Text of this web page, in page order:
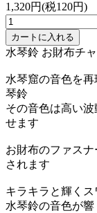
1,320円(税120円)
カートに入れる
水琴鈴 お財布チ
水琴窟の音色を
琴鈴
その音色は高い
せます
お財布のファス
されます
キラキラと輝く
水琴鈴の音色が